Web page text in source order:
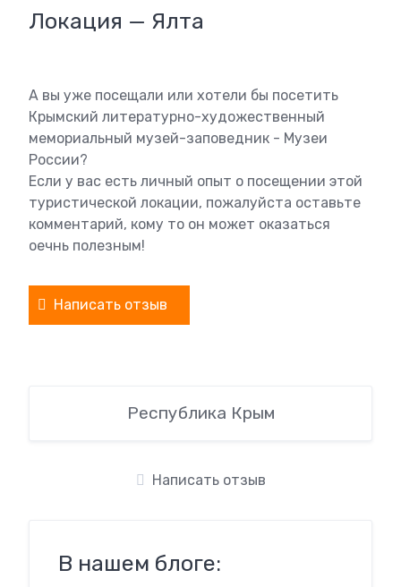
Локация — Ялта
А вы уже посещали или хотели бы посетить
Крымский литературно-художественный
мемориальный музей-заповедник - Музеи
России?
Если у вас есть личный опыт о посещении этой
туристической локации, пожалуйста оставьте
комментарий, кому то он может оказаться
оечнь полезным!
Написать отзыв
Республика Крым
Написать отзыв
В нашем блоге: